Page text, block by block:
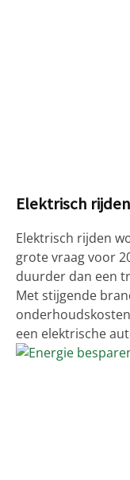
Elektrisch
Elektrisch rijden
grote vraag voor
duurder dan een
Met stijgende
een elektrische